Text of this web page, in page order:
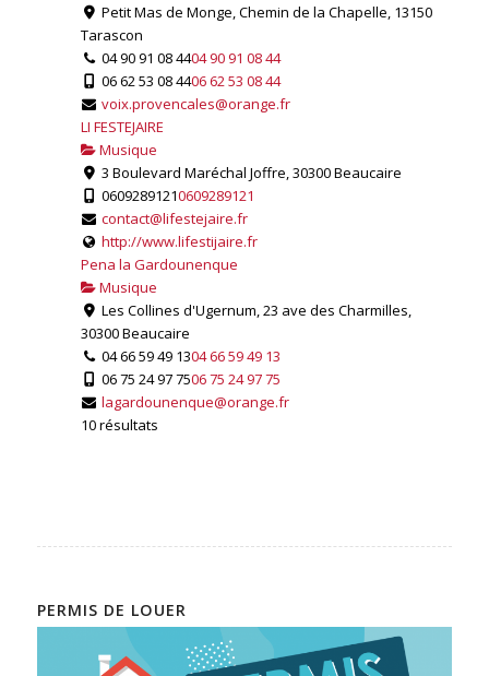
Petit Mas de Monge, Chemin de la Chapelle, 13150
Tarascon
04 90 91 08 4404 90 91 08 44
06 62 53 08 4406 62 53 08 44
voix.provencales@orange.fr
LI FESTEJAIRE
Musique
3 Boulevard Maréchal Joffre, 30300 Beaucaire
06092891210609289121
contact@lifestejaire.fr
http://www.lifestijaire.fr
Pena la Gardounenque
Musique
Les Collines d'Ugernum, 23 ave des Charmilles,
30300 Beaucaire
04 66 59 49 1304 66 59 49 13
06 75 24 97 7506 75 24 97 75
lagardounenque@orange.fr
10 résultats
PERMIS DE LOUER